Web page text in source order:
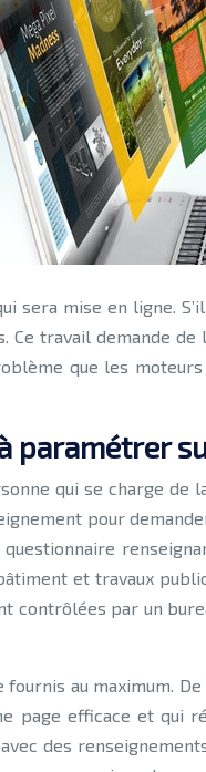
sera mise en ligne.
travail demande
que les
qui se charge de
pour
et travaux
contrôlées par un
au maximum.
page efficace et qui
des